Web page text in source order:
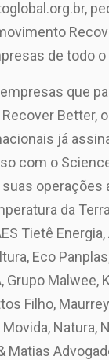
de todo o
que
Better,
já
com o
operações
da
Tietê Energia,
Eco
Grupo Malwee,
Filho,
Natura,
Matias